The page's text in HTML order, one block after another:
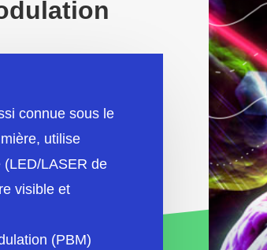
connue sous le
utilise
LASER de
visible et
(PBM)